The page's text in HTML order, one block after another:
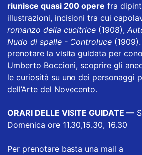
riunisce quasi 200 opere fra
illustrazioni, incisioni tra cui
romanzo della cucitrice (1908),
Nudo di spalle - Controluce
prenotare la visita guidata per
Umberto Boccioni, scoprire gli
le curiosità su uno dei personaggi
dell’Arte del Novecento.
ORARI DELLE VISITE GUIDATE —
Domenica ore 11.30,15.30, 16.30
Per prenotare basta una mail a